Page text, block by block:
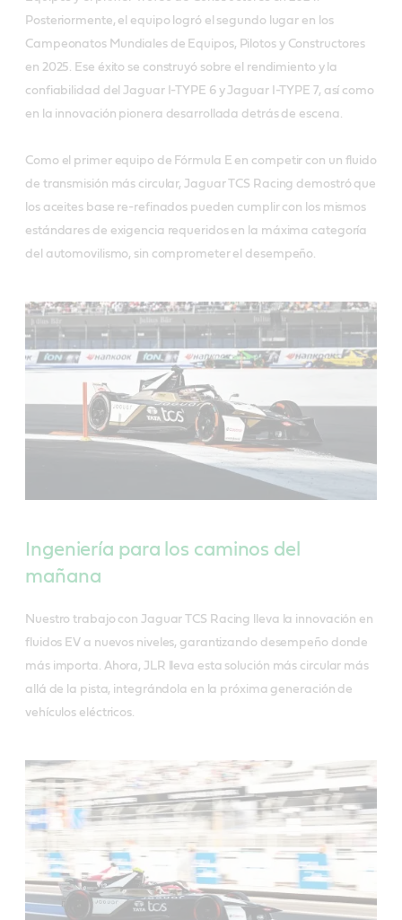
Posteriormente, el equipo logró el segundo lugar en los
Campeonatos Mundiales de Equipos, Pilotos y Constructores
en 2025. Ese éxito se construyó sobre el rendimiento y la
confiabilidad del Jaguar I-TYPE 6 y Jaguar I-TYPE 7, así como
en la innovación pionera desarrollada detrás de escena.
Como el primer equipo de Fórmula E en competir con un fluido
de transmisión más circular, Jaguar TCS Racing demostró que
los aceites base re-refinados pueden cumplir con los mismos
estándares de exigencia requeridos en la máxima categoría
del automovilismo, sin comprometer el desempeño.
Ingeniería para los caminos del
mañana
Nuestro trabajo con Jaguar TCS Racing lleva la innovación en
fluidos EV a nuevos niveles, garantizando desempeño donde
más importa. Ahora, JLR lleva esta solución más circular más
allá de la pista, integrándola en la próxima generación de
vehículos eléctricos.